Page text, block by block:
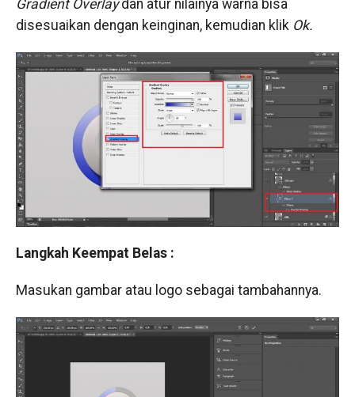
Gradient Overlaydan atur nilainya warna bisa
disesuaikan dengan keinginan, kemudian klik Ok.
Langkah Keempat Belas :
Masukan gambar atau logo sebagai tambahannya.